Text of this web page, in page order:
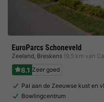
EuroParcs Schoneveld
Zeeland, Breskens (9,5 km van
8.1 Zeer goed
Pal aan de Zeeuwse kust en
Bowlingcentrum